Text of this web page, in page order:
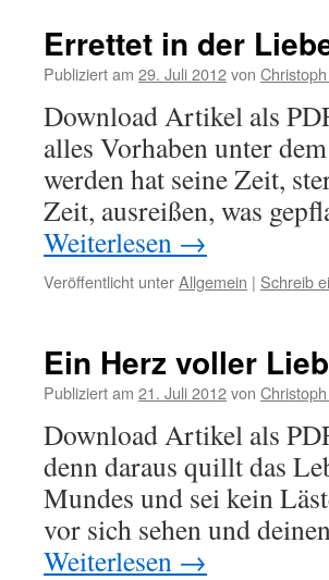
Errettet in der
Publiziert am 29. Juli 2012von
Download Artikel als
alles Vorhaben unter
werden hat seine Zeit,
Zeit, ausreißen, was
Weiterlesen →
Veröffentlicht unterAllgemein | Schreib
Ein Herz voller
Publiziert am 21. Juli 2012von
Download Artikel als
denn daraus quillt das
Mundes und sei kein
vor sich sehen und
Weiterlesen →